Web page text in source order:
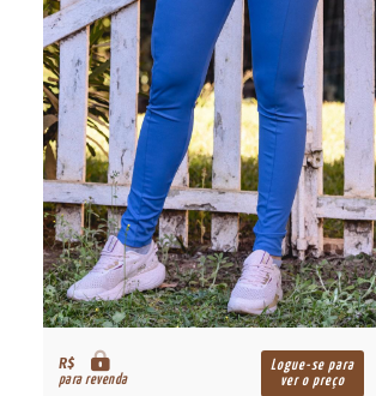
R$
para revenda
Logue-se para
ver o preço